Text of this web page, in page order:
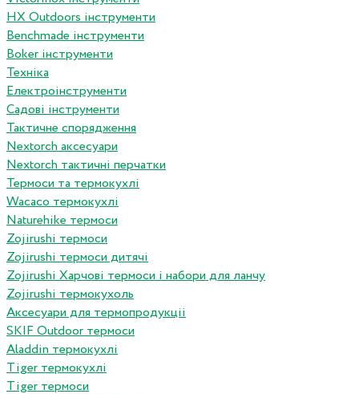
HX Outdoors інструменти
Benchmade інструменти
Boker інструменти
Техніка
Електроінструменти
Садові інструменти
Тактичне спорядження
Nextorch аксесуари
Nextorch тактичні перчатки
Термоси та термокухлі
Wacaco термокухлі
Naturehike термоси
Zojirushi термоси
Zojirushi термоси дитячі
Zojirushi Харчові термоси і набори для ланчу
Zojirushi термокухоль
Аксесуари для термопродукціі
SKIF Outdoor термоси
Aladdin термокухлі
Tiger термокухлі
Tiger термоси